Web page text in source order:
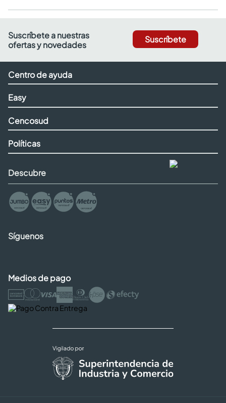
Suscríbete a nuestras
ofertas y novedades
Suscríbete
Centro de ayuda
Easy
Cencosud
Políticas
Descubre
Síguenos
Medios de pago